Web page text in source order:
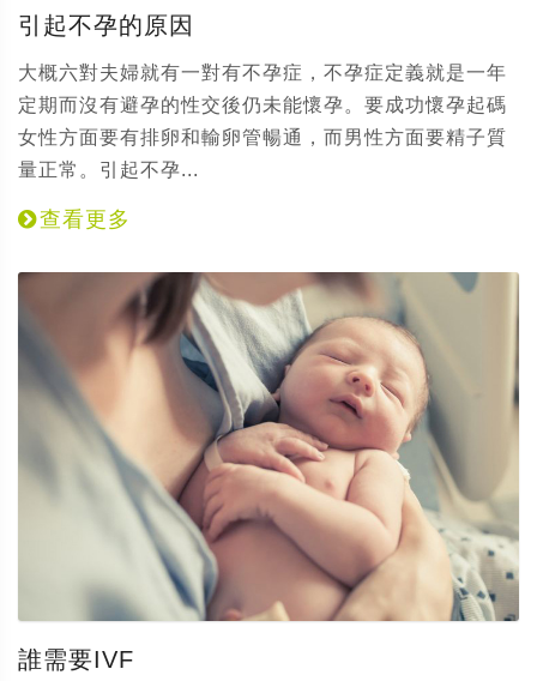
引起不孕的原因
大概六對夫婦就有一對有不孕症，不孕症定義就是一年
定期而沒有避孕的性交後仍未能懷孕。要成功懷孕起碼
女性方面要有排卵和輸卵管暢通，而男性方面要精子質
量正常。引起不孕...
查看更多
誰需要IVF